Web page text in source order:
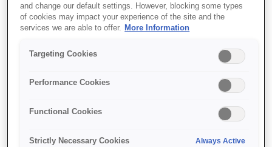
C13T850800
Singlepack Matte Black
T850800 UltraChrome
HD ink 80ml
and change our default settings. However, blocking some types
of cookies may impact your experience of the site and the
services we are able to offer. More Information
Targeting Cookies
Performance Cookies
Functional Cookies
Strictly Necessary Cookies Always Active